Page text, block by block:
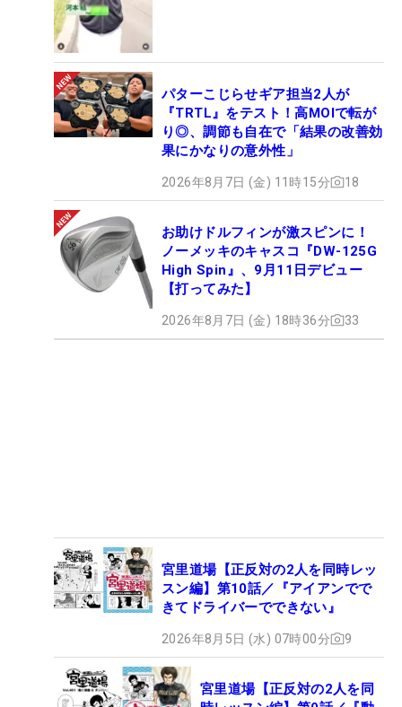
パターこじらせギア担当2人が
『TRTL』をテスト！高MOIで転が
り◎、調節も自在で「結果の改善効
果にかなりの意外性」
2026年8月7日 (金) 11時15分 18
お助けドルフィンが激スピンに！
ノーメッキのキャスコ『DW-125G
High Spin』、9月11日デビュー
【打ってみた】
2026年8月7日 (金) 18時36分 33
宮里道場【正反対の2人を同時レッ
スン編】第10話／『アイアンでで
きてドライバーでできない』
2026年8月5日 (水) 07時00分 9
宮里道場【正反対の2人を同